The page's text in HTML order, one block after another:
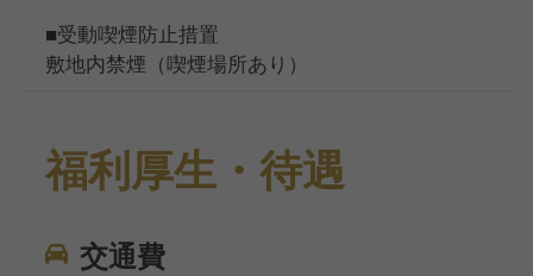
■受動喫煙防止措置
敷地内禁煙（喫煙場所あり）
福利厚生・待遇
交通費